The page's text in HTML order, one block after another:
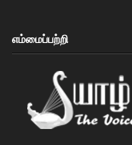
எம்மைப்பற்றி